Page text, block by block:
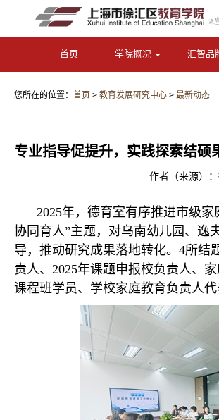
首页 学院概况 汇智品
您所在的位置： 首页 > 教育发展研究中心 > 最新动态
专业指导促提升，实践探索结硕
作者（来源）
2025年，德育室有序推进市级
协同育人”主题，对乌南幼儿园、逸
导，推动研究成果落地转化。4所结
责人、2025年课题申报校负责人、
课程班学员、学校家庭教育负责人